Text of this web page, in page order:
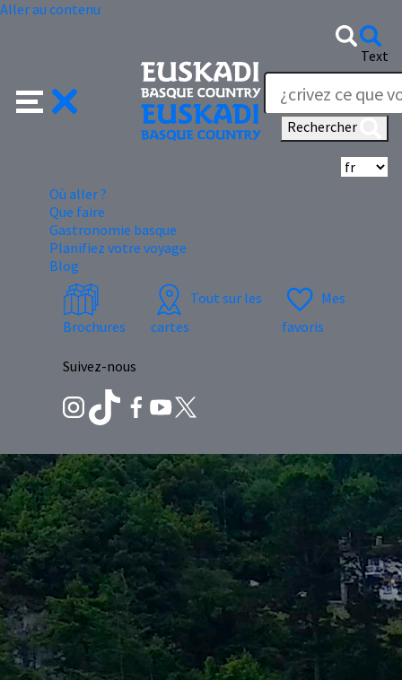
Aller au contenu
Text
Rechercher
Où aller ?
Que faire
Gastronomie basque
Planifiez votre voyage
Blog
Brochures
Tout sur les
cartes
Mes
favoris
Suivez-nous